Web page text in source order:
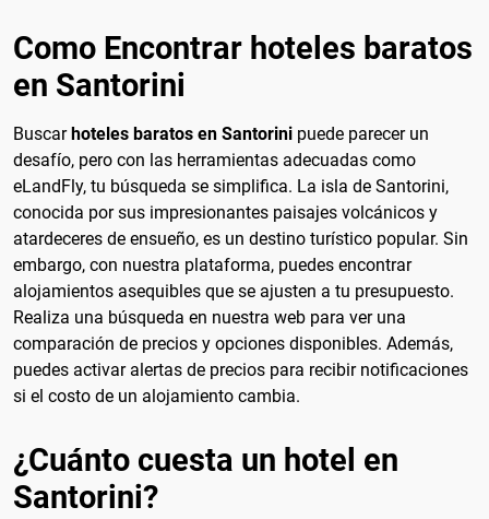
Como Encontrar hoteles baratos
en Santorini
Buscar hoteles baratos en Santorini puede parecer un
desafío, pero con las herramientas adecuadas como
eLandFly, tu búsqueda se simplifica. La isla de Santorini,
conocida por sus impresionantes paisajes volcánicos y
atardeceres de ensueño, es un destino turístico popular. Sin
embargo, con nuestra plataforma, puedes encontrar
alojamientos asequibles que se ajusten a tu presupuesto.
Realiza una búsqueda en nuestra web para ver una
comparación de precios y opciones disponibles. Además,
puedes activar alertas de precios para recibir notificaciones
si el costo de un alojamiento cambia.
¿Cuánto cuesta un hotel en
Santorini?